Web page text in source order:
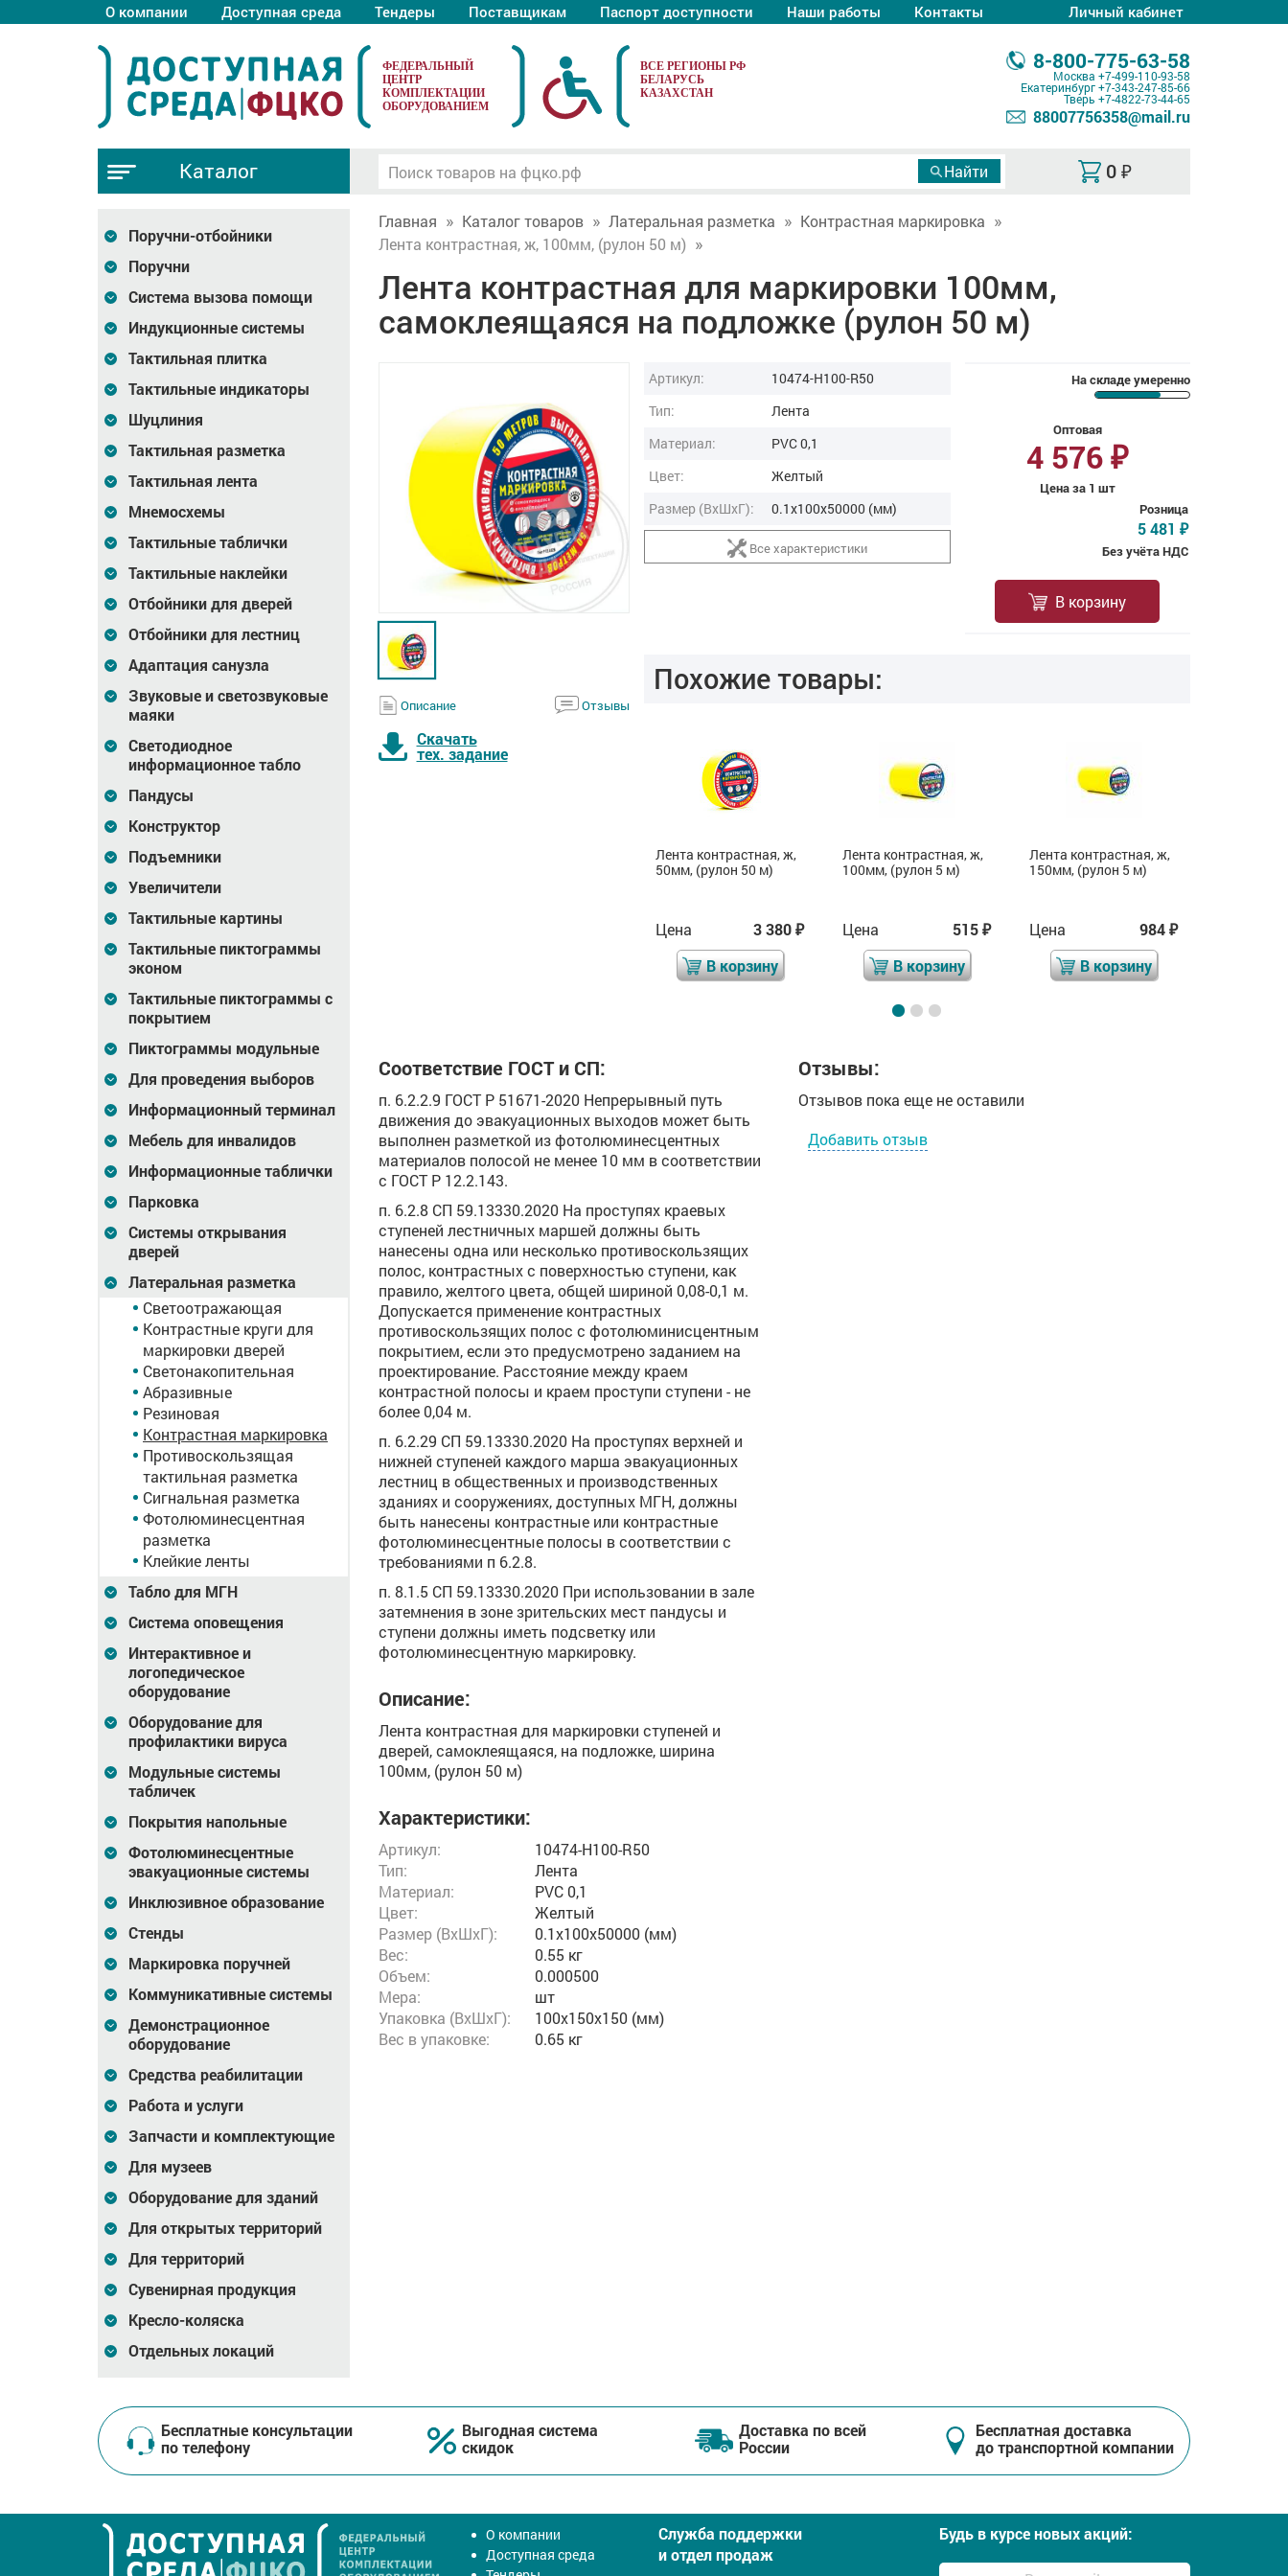
О компании Доступная среда Тендеры Поставщикам Паспорт доступности Наши работы Контакты Личный кабинет
ФЕДЕРАЛЬНЫЙ
ЦЕНТР
КОМПЛЕКТАЦИИ
ОБОРУДОВАНИЕМ
8-800-775-63-58
Москва +7-499-110-93-58
Екатеринбург+7-343-247-85-66
Тверь +7-4822-73-44-65
88007756358@mail.ru
0 ₽
Каталог
Поручни-отбойники
Поручни
Система вызова помощи
Индукционные системы
Тактильная плитка
Тактильные индикаторы
Шуцлиния
Тактильная разметка
Тактильная лента
Мнемосхемы
Тактильные таблички
Тактильные наклейки
Отбойники для дверей
Отбойники для лестниц
Адаптация санузла
Звуковые и светозвуковые
маяки
Светодиодное
информационное табло
Пандусы
Конструктор
Подъемники
Увеличители
Тактильные картины
Тактильные пиктограммы
эконом
Тактильные пиктограммы с
покрытием
Пиктограммы модульные
Для проведения выборов
Информационный терминал
Мебель для инвалидов
Информационные таблички
Парковка
Системы открывания
дверей
Латеральная разметка
Светоотражающая
Контрастные круги для
маркировки дверей
Светонакопительная
Абразивные
Резиновая
Контрастная маркировка
Противоскользящая
тактильная разметка
Сигнальная разметка
Фотолюминесцентная
разметка
Клейкие ленты
Табло для МГН
Система оповещения
Интерактивное и
логопедическое
оборудование
Оборудование для
профилактики вируса
Модульные системы
табличек
Покрытия напольные
Фотолюминесцентные
эвакуационные системы
Инклюзивное образование
Стенды
Маркировка поручней
Коммуникативные системы
Демонстрационное
оборудование
Средства реабилитации
Работа и услуги
Запчасти и комплектующие
Для музеев
Оборудование для зданий
Для открытых территорий
Для территорий
Сувенирная продукция
Кресло-коляска
Отдельных локаций
Главная Каталог товаров Латеральная разметка
Контрастная маркировка
Лента контрастная, ж, 100мм, (рулон 50 м)
Лента контрастная для маркировки 100мм,
самоклеящаяся на подложке (рулон 50 м)
Описание Отзывы
Скачать
тех. задание
На складе умеренно
Оптовая
4 576 ₽
Цена за 1 шт
Розница
5 481 ₽
Без учёта НДС
В корзину
Артикул:
10474-H100-R50
Тип:
Лента
Материал:
PVC 0,1
Цвет:
Желтый
Размер (ВxШxГ):
0.1x100x50000 (мм)
Все характеристики
Похожие товары:
Лента контрастная, ж,
50мм, (рулон 10 м)
Цена 784₽
В корзину
Лента контрастная, ж,
50мм, (рулон 50 м)
Цена 3 380₽
В корзину
Лента контрастная, ж,
100мм, (рулон 5 м)
Цена 515₽
В корзину
Лента контрастная, ж,
150мм, (рулон 5 м)
Цена 984₽
В корзину
Соответствие ГОСТ и СП:
п. 6.2.2.9 ГОСТ Р 51671-2020 Непрерывный путь
движения до эвакуационных выходов может быть
выполнен разметкой из фотолюминесцентных
материалов полосой не менее 10 мм в соответствии
с ГОСТ Р 12.2.143.
п. 6.2.8 СП 59.13330.2020 На проступях краевых
ступеней лестничных маршей должны быть
нанесены одна или несколько противоскользящих
полос, контрастных с поверхностью ступени, как
правило, желтого цвета, общей шириной 0,08-0,1 м.
Допускается применение контрастных
противоскользящих полос с фотолюминисцентным
покрытием, если это предусмотрено заданием на
проектирование. Расстояние между краем
контрастной полосы и краем проступи ступени - не
более 0,04 м.
п. 6.2.29 СП 59.13330.2020 На проступях верхней и
нижней ступеней каждого марша эвакуационных
лестниц в общественных и производственных
зданиях и сооружениях, доступных МГН, должны
быть нанесены контрастные или контрастные
фотолюминесцентные полосы в соответствии с
требованиями п 6.2.8.
п. 8.1.5 СП 59.13330.2020 При использовании в зале
затемнения в зоне зрительских мест пандусы и
ступени должны иметь подсветку или
фотолюминесцентную маркировку.
Описание:
Лента контрастная для маркировки ступеней и
дверей, самоклеящаяся, на подложке, ширина
100мм, (рулон 50 м)
Характеристики:
Артикул:
10474-H100-R50
Тип:
Лента
Материал:
PVC 0,1
Цвет:
Желтый
Размер (ВxШxГ):
0.1x100x50000 (мм)
Вес:
0.55 кг
Объем:
0.000500
Мера:
шт
Упаковка (ВхШхГ):
100x150x150 (мм)
Вес в упаковке:
0.65 кг
Отзывы:
Отзывов пока еще не оставили
Добавить отзыв
Бесплатные консультации
по телефону
Выгодная система
скидок
Доставка по всей
России
Бесплатная доставка
до транспортной компании
О компании
Доступная среда
Служба поддержки
и отдел продаж
Будь в курсе новых акций: